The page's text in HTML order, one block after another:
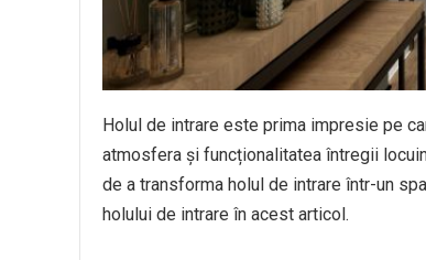
Holul de intrare este prima impresie pe
atmosfera și funcționalitatea întregii
de a transforma holul de intrare într-un
holului de intrare în acest articol.